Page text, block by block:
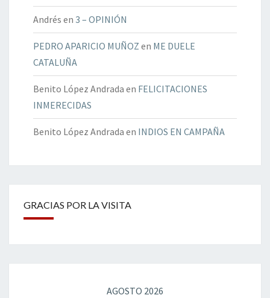
Andrés en 3 – OPINIÓN
PEDRO APARICIO MUÑOZ en ME DUELE
CATALUÑA
Benito López Andrada en FELICITACIONES
INMERECIDAS
Benito López Andrada en INDIOS EN CAMPAÑA
GRACIAS POR LA VISITA
AGOSTO 2026